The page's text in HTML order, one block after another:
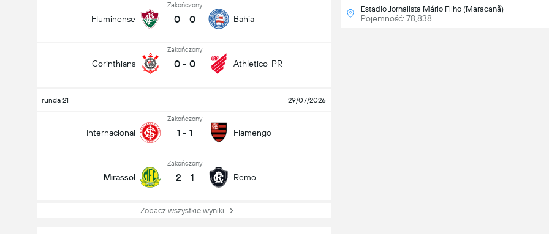
Fluminense
Zakończony
0 - 0 Bahia
Corinthians
Zakończony
0 - 0 Athletico-PR
runda 21 29/07/2026
Internacional
Zakończony
1 - 1 Flamengo
Mirassol
Zakończony
2 - 1 Remo
Zobacz wszystkie wyniki
Estadio Jornalista Mário Filho (Maracanã)
Pojemność: 78,838